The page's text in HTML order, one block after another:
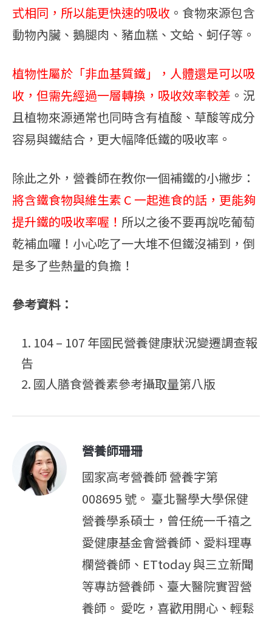
式相同，所以能更快速的吸收 。食物來源包含
動物內臟、鵝腿肉、豬血糕、文蛤、蚵仔等。
植物性屬於「非血基質鐵」，人體還是可以吸
收，但需先經過一層轉換，吸收效率較差 。況
且植物來源通常也同時含有植酸、草酸等成分
容易與鐵結合，更大幅降低鐵的吸收率。
除此之外，營養師在教你一個補鐵的小撇步：
將含鐵食物與維生素 C 一起進食的話，更能夠
提升鐵的吸收率喔！ 所以之後不要再說吃葡萄
乾補血囉！小心吃了一大堆不但鐵沒補到，倒
是多了些熱量的負擔！
參考資料：
104 – 107 年國民營養健康狀況變遷調查報
告
國人膳食營養素參考攝取量第八版
營養師珊珊
國家高考營養師 營養字第
008695 號。 臺北醫學大學保健
營養學系碩士，曾任統一千禧之
愛健康基金會營養師、愛料理專
欄營養師、ETtoday 與三立新聞
等專訪營養師、臺大醫院實習營
養師。 愛吃，喜歡用開心、輕鬆